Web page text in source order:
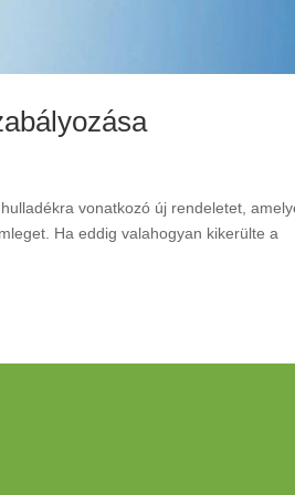
vonatkozó új rendeletet,
Ha eddig valahogyan kikerülte a